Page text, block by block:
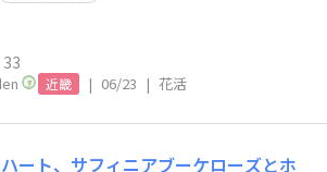
33
近畿 | 06/23 | 花活
ート、サフィニアブーケローズとホ